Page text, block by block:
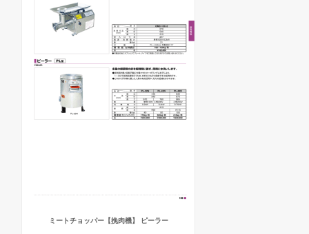
ミートチョッパー【挽肉機】 ピーラー